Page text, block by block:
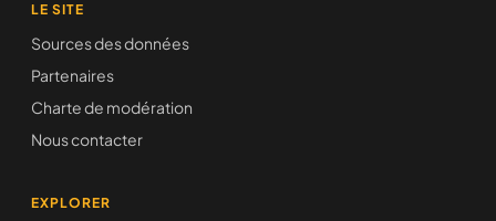
LE SITE
Sources des données
Partenaires
Charte de modération
Nous contacter
EXPLORER